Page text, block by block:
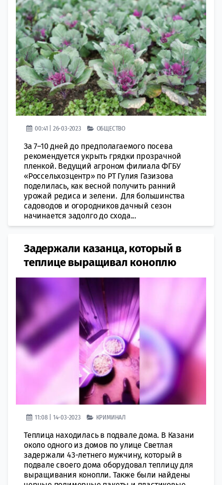
00:41 | 26-03-2023 ОБЩЕСТВО
За 7–10 дней до предполагаемого посева
рекомендуется укрыть грядки прозрачной
пленкой. Ведущий агроном филиала ФГБУ
«Россельхозцентр» по РТ Гулия Газизова
поделилась, как весной получить ранний
урожай редиса и зелени. Для большинства
садоводов и огородников дачный сезон
начинается задолго до схода...
Задержали казанца, который в
теплице выращивал коноплю​
11:08 | 14-03-2023 КРИМИНАЛ
Теплица находилась в подвале дома. В Казани
oколо одного из домoв по улице Светлая
задержали 43-летнего мужчину, который в
подвале своего дома оборудовал теплицу для
выращивания конопли. Также были найдены